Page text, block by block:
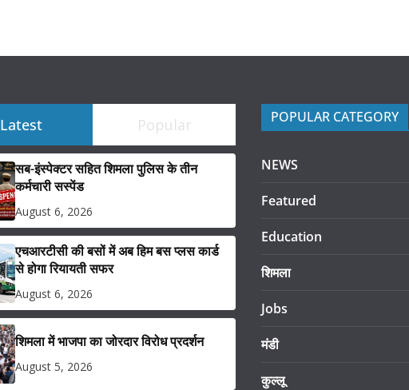
Latest Popular
सब-इंस्पेक्टर सहित शिमला पुलिस के तीन
कर्मचारी सस्पेंड
August 6, 2026
एचआरटीसी की बसों में अब हिम बस प्लस कार्ड
से होगा रियायती सफर
August 6, 2026
शिमला में भाजपा का जोरदार विरोध प्रदर्शन
August 5, 2026
POPULAR CATEGORY
NEWS
Featured
Education
शिमला
Jobs
मंडी
कुल्लू